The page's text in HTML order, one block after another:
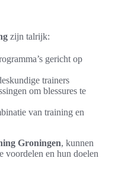
zijn talrijk:
gericht op
trainers
om blessures te
van training en
Groningen, kunnen
voordelen en hun doelen